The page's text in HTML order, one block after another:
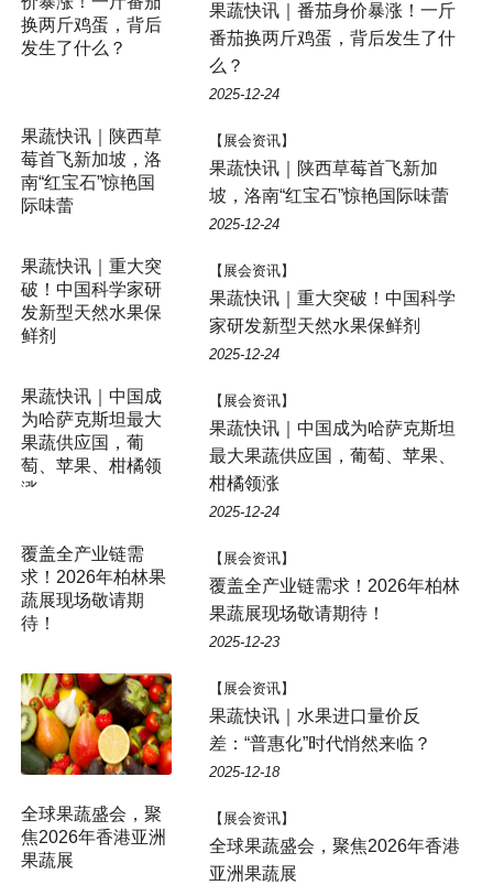
果蔬快讯｜番茄身价暴涨！一斤
番茄换两斤鸡蛋，背后发生了什
么？
2025-12-24
【展会资讯】
果蔬快讯｜陕西草莓首飞新加
坡，洛南“红宝石”惊艳国际味蕾
2025-12-24
【展会资讯】
果蔬快讯｜重大突破！中国科学
家研发新型天然水果保鲜剂
2025-12-24
【展会资讯】
果蔬快讯｜中国成为哈萨克斯坦
最大果蔬供应国，葡萄、苹果、
柑橘领涨
2025-12-24
【展会资讯】
覆盖全产业链需求！2026年柏林
果蔬展现场敬请期待！
2025-12-23
【展会资讯】
果蔬快讯｜水果进口量价反
差：“普惠化”时代悄然来临？
2025-12-18
【展会资讯】
全球果蔬盛会，聚焦2026年香港
亚洲果蔬展